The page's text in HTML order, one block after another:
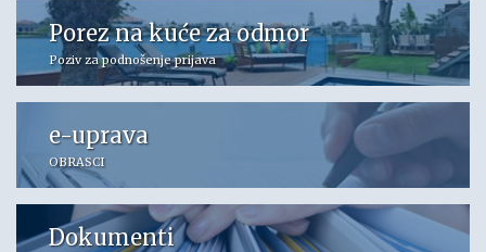
Porez na kuće za odmor
Poziv za podnošenje prijava
e-uprava
OBRASCI
Dokumenti